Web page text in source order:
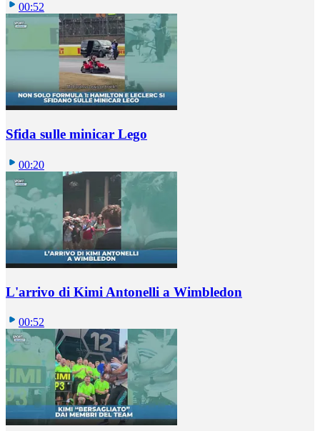
00:52
Sfida sulle minicar Lego
00:20
L'arrivo di Kimi Antonelli a Wimbledon
00:52